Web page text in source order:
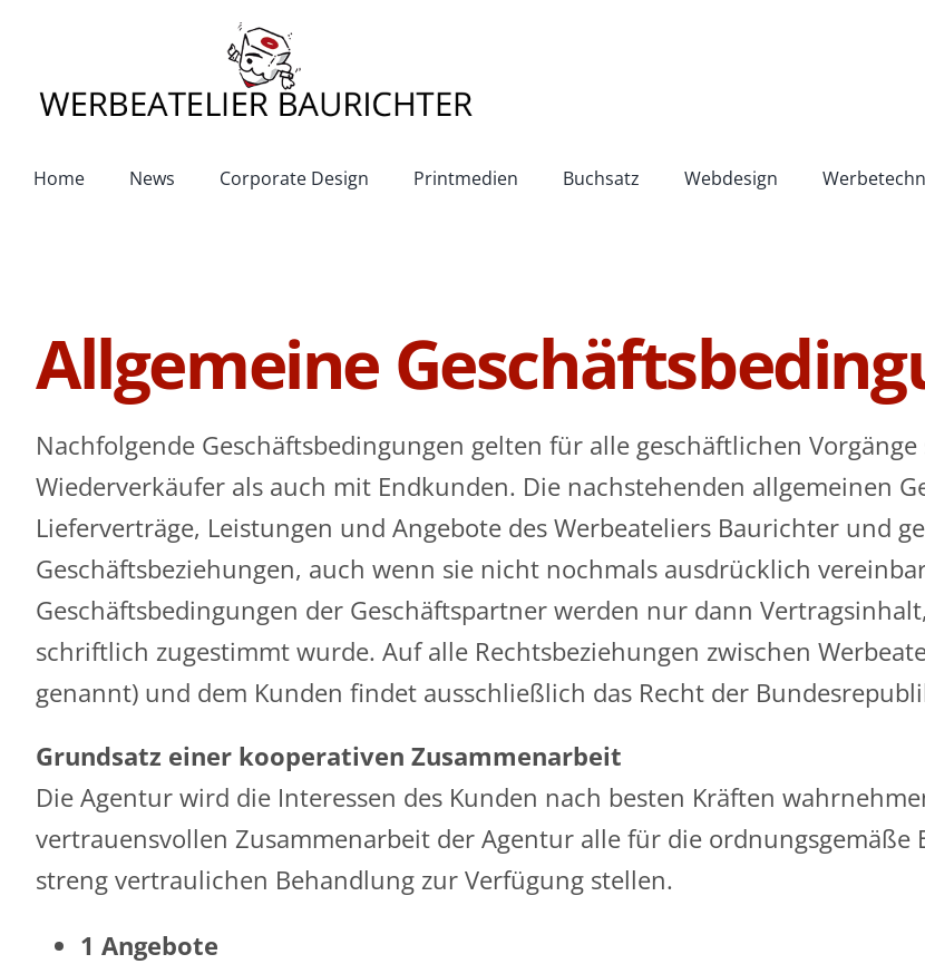
springen
Home News Corporate Design Printmedien Buchsatz Webdesign
Allgemeine
Nachfolgende Geschäftsbedingungen gelten für alle geschäftlichen
Wiederverkäufer als auch mit Endkunden. Die nachstehenden allgemeinen
Lieferverträge, Leistungen und Angebote des Werbeateliers Baurichter und
Geschäftsbeziehungen, auch wenn sie nicht nochmals ausdrücklich
Geschäftsbedingungen der Geschäftspartner werden nur dann
schriftlich zugestimmt wurde. Auf alle Rechtsbeziehungen zwischen
genannt) und dem Kunden findet ausschließlich das Recht der
Grundsatz einer kooperativen Zusammenarbeit
Die Agentur wird die Interessen des Kunden nach besten Kräften
vertrauensvollen Zusammenarbeit der Agentur alle für die ordnungsgemäße
streng vertraulichen Behandlung zur Verfügung stellen.
1 Angebote